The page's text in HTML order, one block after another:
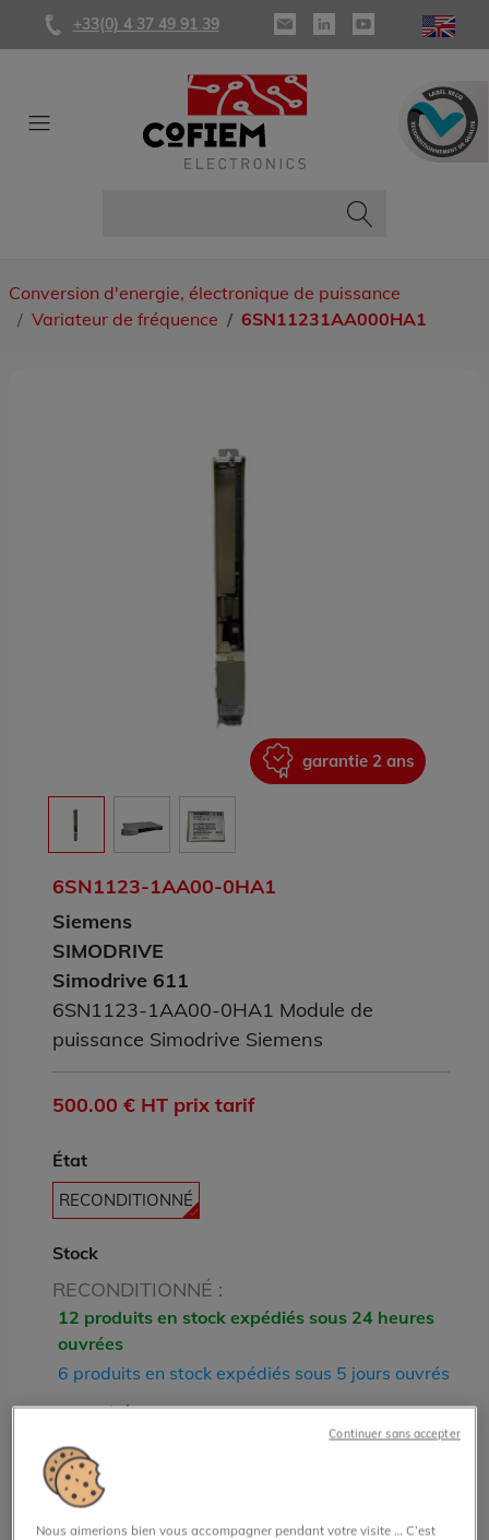
+33(0) 4 37 49 91 39
Conversion d'energie, électronique de puissance
Variateur de fréquence
6SN11231AA000HA1
garantie 2 ans
6SN1123-1AA00-0HA1
Siemens
SIMODRIVE
Simodrive 611
6SN1123-1AA00-0HA1 Module de
puissance Simodrive Siemens
500.00 € HT prix tarif
État
RECONDITIONNÉ
Stock
RECONDITIONNÉ :
12 produits en stock expédiés sous 24 heures
ouvrées
6 produits en stock expédiés sous 5 jours ouvrés
Quantité:
Ajouter au panier
Nous aimerions bien vous accompagner pendant votre visite … C’est
Continuer sans accepter